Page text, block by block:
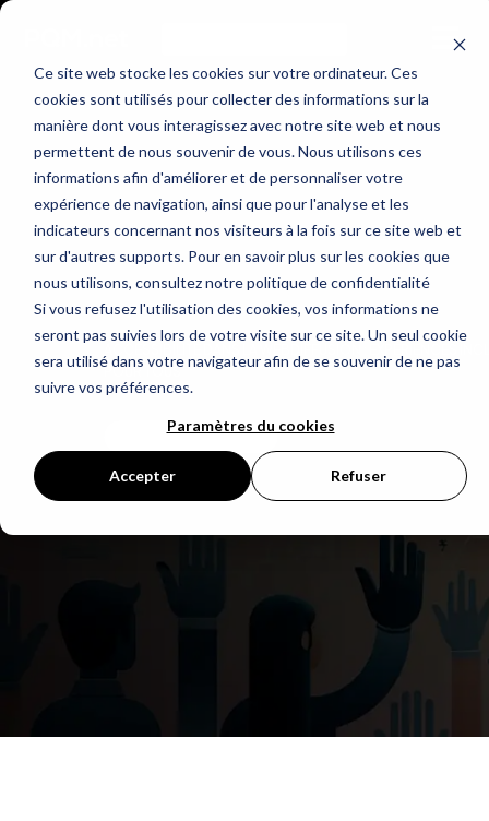
Ce site web stocke les cookies sur votre ordinateur. Ces
cookies sont utilisés pour collecter des informations sur la
manière dont vous interagissez avec notre site web et nous
permettent de nous souvenir de vous. Nous utilisons ces
informations afin d'améliorer et de personnaliser votre
expérience de navigation, ainsi que pour l'analyse et les
indicateurs concernant nos visiteurs à la fois sur ce site web et
sur d'autres supports. Pour en savoir plus sur les cookies que
nous utilisons, consultez notre politique de confidentialité
Si vous refusez l'utilisation des cookies, vos informations ne
seront pas suivies lors de votre visite sur ce site. Un seul cookie
sera utilisé dans votre navigateur afin de se souvenir de ne pas
suivre vos préférences.
Paramètres du cookies
Accepter Refuser
POUR TOUS
LIRE L'ARTICLE